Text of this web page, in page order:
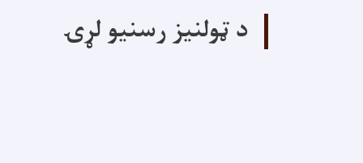
د ټولنیز رسنیو لړۍ